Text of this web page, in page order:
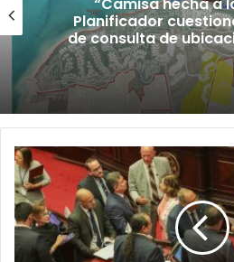
Planificador
de consulta de
Senado
rechaza
nombramiento
de
Pierluisi